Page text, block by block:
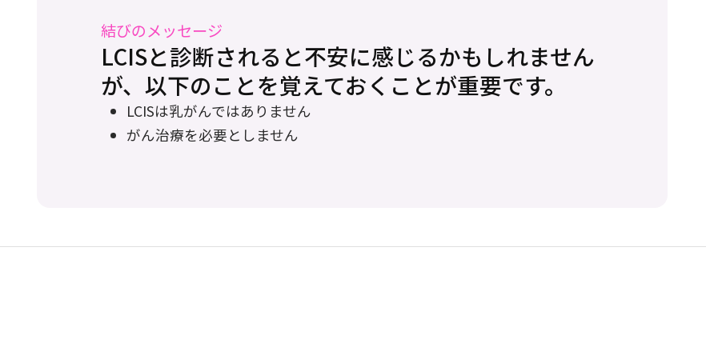
結びのメッセージ
LCISと診断されると不安に感じるかもしれません
が、以下のことを覚えておくことが重要です。
LCISは乳がんではありません
がん治療を必要としません